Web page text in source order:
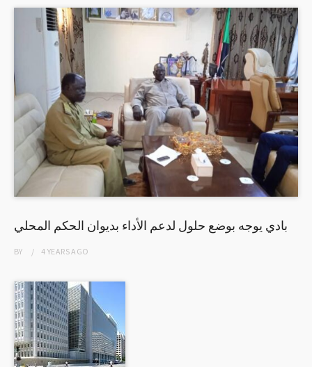
بادي يوجه بوضع حلول لدعم الأداء بديوان الحكم المحلي
BY 4 YEARSAGO